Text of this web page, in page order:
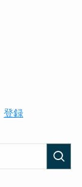
登録